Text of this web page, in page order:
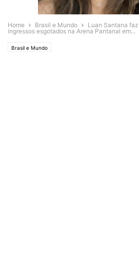
Home Brasil e Mundo
Luan Santana
ingressos esgotados na Arena Pantanal em...
Brasil e Mundo